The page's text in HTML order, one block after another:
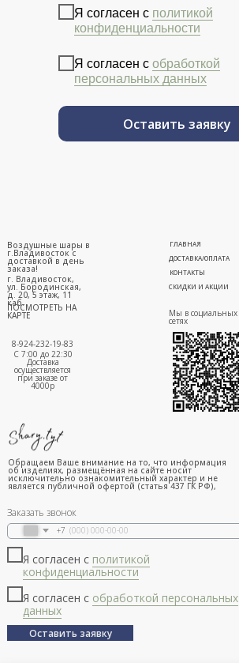
Я согласен с политикой
конфиденциальности
Я согласен с обработкой
персональных данных
Оставить заявку
г. Владивосток,
ул. Бородинская,
д. 20, 5 этаж, 11
каб.
ПОСМОТРЕТЬ НА
КАРТЕ
ГЛАВНАЯ
ДОСТАВКА/ОПЛАТА
СКИДКИ И АКЦИИ
КОНТАКТЫ
8-924-232-19-83
С 7:00 до 22:30
Доставка
осуществляется
при заказе от
4000р
Воздушные шары в
г.Владивосток с
доставкой в день
заказа!
Мы в социальных
сетях
Заказать звонок
+7
Я согласен с политикой
конфиденциальности
Я согласен с обработкой персональных
данных
Оставить заявку
Обращаем Ваше внимание на то, что информация
об изделиях, размещённая на сайте носит
исключительно ознакомительный характер и не
является публичной офертой (статья 437 ГК РФ),